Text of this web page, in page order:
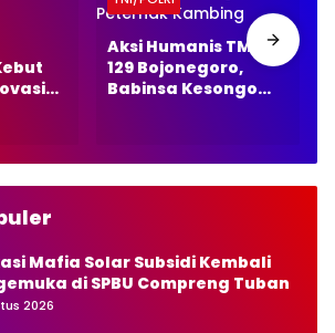
Aksi Humanis TMMD
129 Bojonegoro,
Babinsa Kesongo
Mafia Solar Subsidi Kembali
di SPBU Compreng Tuban
2026